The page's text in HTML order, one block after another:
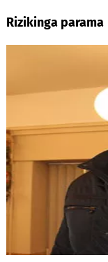
Rizikinga parama